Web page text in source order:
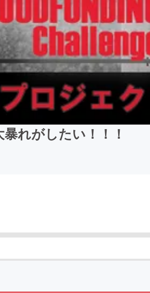
れがしたい！！！